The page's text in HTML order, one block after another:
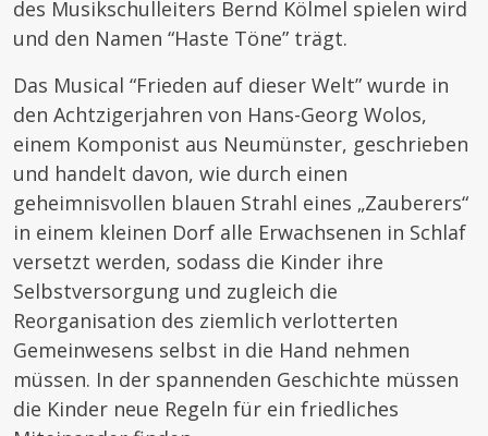
des Musikschulleiters Bernd Kölmel spielen wird
und den Namen “Haste Töne” trägt.
Das Musical “Frieden auf dieser Welt” wurde in
den Achtzigerjahren von Hans-Georg Wolos,
einem Komponist aus Neumünster, geschrieben
und handelt davon, wie durch einen
geheimnisvollen blauen Strahl eines „Zauberers“
in einem kleinen Dorf alle Erwachsenen in Schlaf
versetzt werden, sodass die Kinder ihre
Selbstversorgung und zugleich die
Reorganisation des ziemlich verlotterten
Gemeinwesens selbst in die Hand nehmen
müssen. In der spannenden Geschichte müssen
die Kinder neue Regeln für ein friedliches